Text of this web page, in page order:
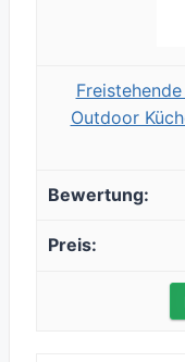
Outdoor